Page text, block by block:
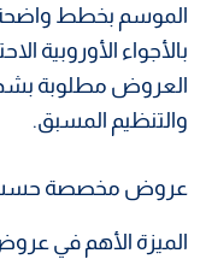
الموسم بخطط
بالأجواء الأوروبية
العروض مطلوبة بشدة
والتنظيم المسبق.
عروض مخصصة
الميزة الأهم في